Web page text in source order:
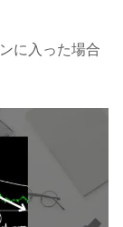
に入った場合